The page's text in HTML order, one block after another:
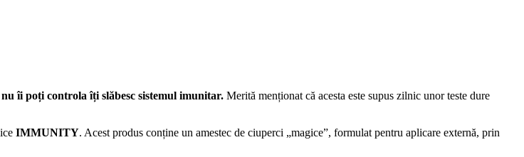
îi poți controla îți slăbesc sistemul imunitar. Merită menționat că acesta este supus zilnic unor teste dure
IMMUNITY. Acest produs conține un amestec de ciuperci „magice”, formulat pentru aplicare externă, prin